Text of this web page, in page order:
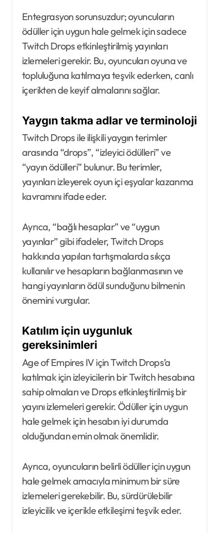
Entegrasyon sorunsuzdur; oyuncuların
ödüller için uygun hale gelmek için sadece
Twitch Drops etkinleştirilmiş yayınları
izlemeleri gerekir. Bu, oyuncuları oyuna ve
topluluğuna katılmaya teşvik ederken, canlı
içerikten de keyif almalarını sağlar.
Yaygın takma adlar ve terminoloji
Twitch Drops ile ilişkili yaygın terimler
arasında “drops”, “izleyici ödülleri” ve
“yayın ödülleri” bulunur. Bu terimler,
yayınları izleyerek oyun içi eşyalar kazanma
kavramını ifade eder.
Ayrıca, “bağlı hesaplar” ve “uygun
yayınlar” gibi ifadeler, Twitch Drops
hakkında yapılan tartışmalarda sıkça
kullanılır ve hesapların bağlanmasının ve
hangi yayınların ödül sunduğunu bilmenin
önemini vurgular.
Katılım için uygunluk
gereksinimleri
Age of Empires IV için Twitch Drops’a
katılmak için izleyicilerin bir Twitch hesabına
sahip olmaları ve Drops etkinleştirilmiş bir
yayını izlemeleri gerekir. Ödüller için uygun
hale gelmek için hesabın iyi durumda
olduğundan emin olmak önemlidir.
Ayrıca, oyuncuların belirli ödüller için uygun
hale gelmek amacıyla minimum bir süre
izlemeleri gerekebilir. Bu, sürdürülebilir
izleyicilik ve içerikle etkileşimi teşvik eder.